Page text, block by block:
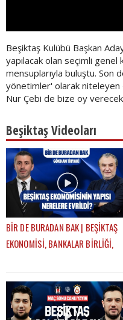
Beşiktaş Kulübü Başkan
yapılacak olan seçimli genel
mensuplarıyla buluştu. Son
yönetimler' olarak niteleyen
Nur Çebi de bize oy
Beşiktaş Videoları
BİR DE BURADAN BAK | BEŞİKTAŞ
EKONOMİSİ, BANKALAR BİRLİĞİ,
GÖKHAN TİRYAKİ